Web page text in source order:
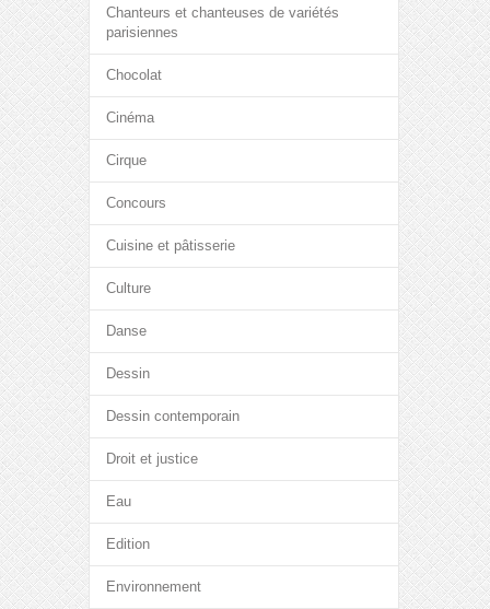
Chanteurs et chanteuses de variétés
parisiennes
Chocolat
Cinéma
Cirque
Concours
Cuisine et pâtisserie
Culture
Danse
Dessin
Dessin contemporain
Droit et justice
Eau
Edition
Environnement